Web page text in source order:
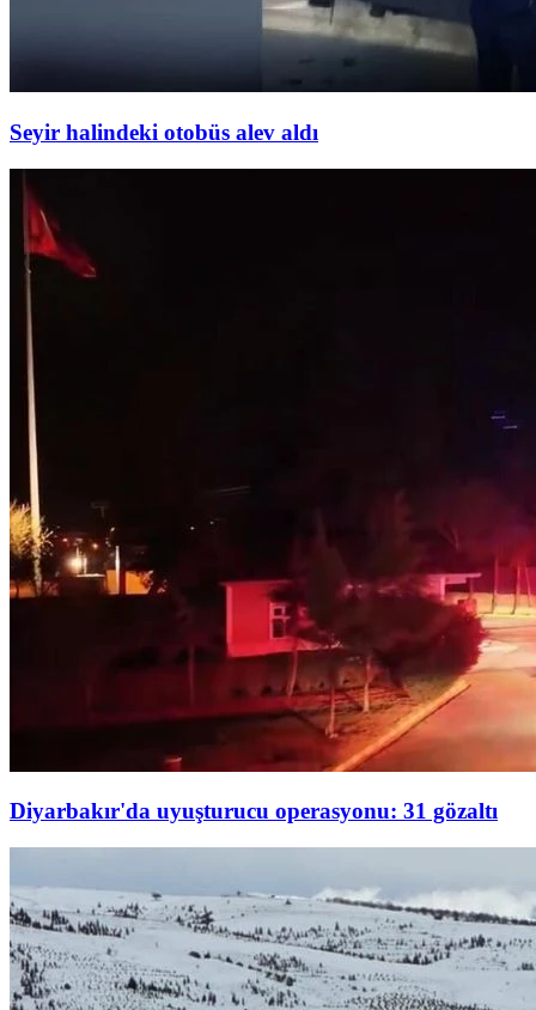
Seyir halindeki otobüs alev aldı
Diyarbakır'da uyuşturucu operasyonu: 31 gözaltı